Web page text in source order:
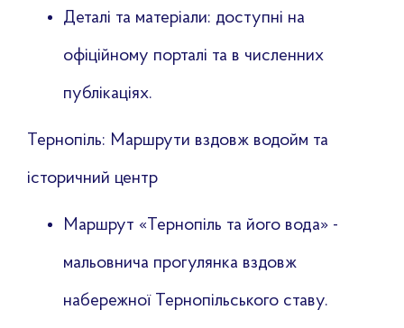
Деталі та матеріали: доступні на
офіційному порталі та в численних
публікаціях.
Тернопіль: Маршрути вздовж водойм та
історичний центр
Маршрут «Тернопіль та його вода» -
мальовнича прогулянка вздовж
набережної Тернопільського ставу.